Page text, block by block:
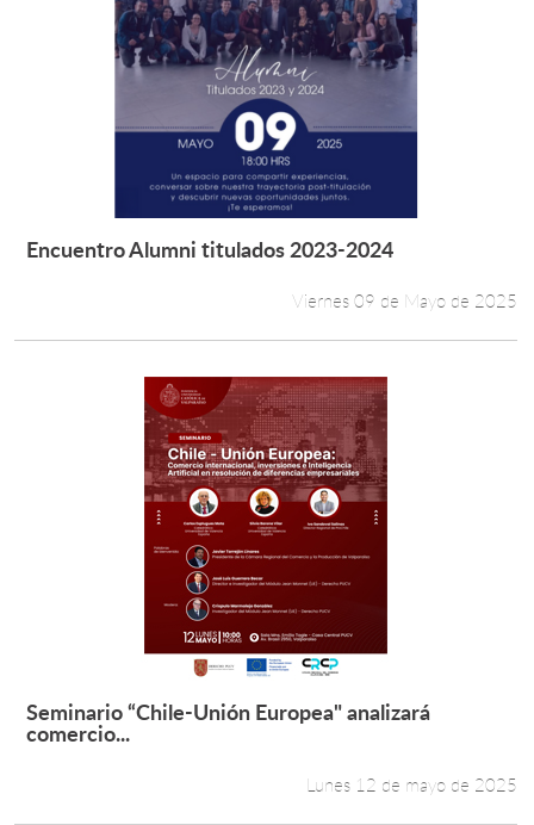
Leer más +
Encuentro Alumni titulados 2023-2024
Viernes 09 de Mayo de 2025
Leer más +
Seminario “Chile-Unión Europea" analizará
comercio...
Lunes 12 de mayo de 2025